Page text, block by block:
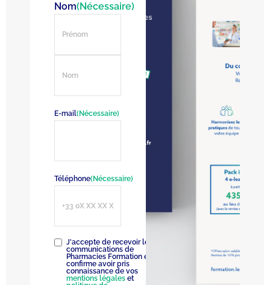
Nom(Nécessaire)
E-mail(Nécessaire)
Téléphone(Nécessaire)
RGPD(Nécessaire)
J'accepte de recevoir les
communications de
Pharmacies Formation et
confirme avoir pris
connaissance de vos
mentions légales et